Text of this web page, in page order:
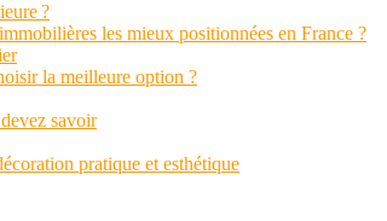
?
les mieux positionnées en France ?
la meilleure option ?
savoir
pratique et esthétique